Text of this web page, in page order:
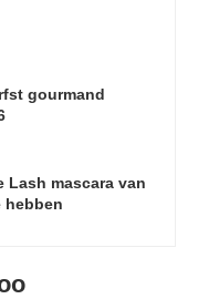
gourmand
Lash mascara van
hebben